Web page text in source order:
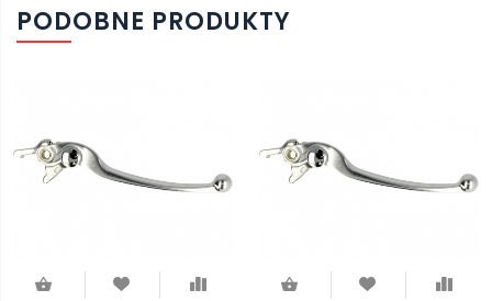
PODOBNE PRODUKTY